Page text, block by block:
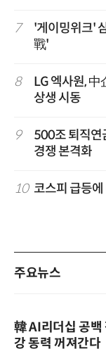
7
'게이밍위크'
戰'
8
LG 엑사원,
상생 시동
9
500조 퇴직연
경쟁 본격화
10 코스피 급등
주요뉴스
韓 AI리더십 공
강 동력 꺼져간다